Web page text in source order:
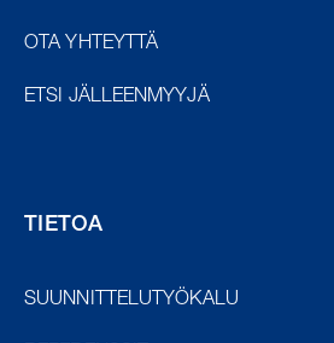
OTA YHTEYTTÄ
ETSI JÄLLEENMYYJÄ
TIETOA
SUUNNITTELUTYÖKALU